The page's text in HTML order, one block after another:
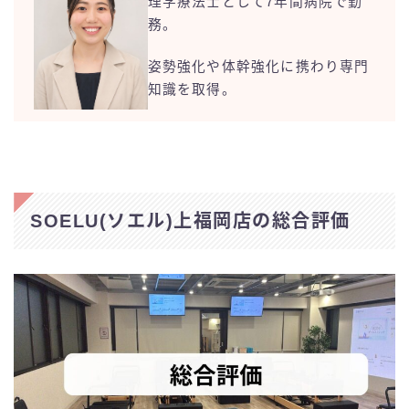
務。
姿勢強化や体幹強化に携わり専門
知識を取得。
SOELU(ソエル)上福岡店の総合評価